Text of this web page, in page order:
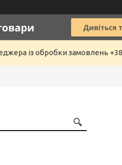
із обробки замовлень